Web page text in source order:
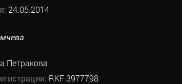
24.05.2014
Петракова
RKF 3977798